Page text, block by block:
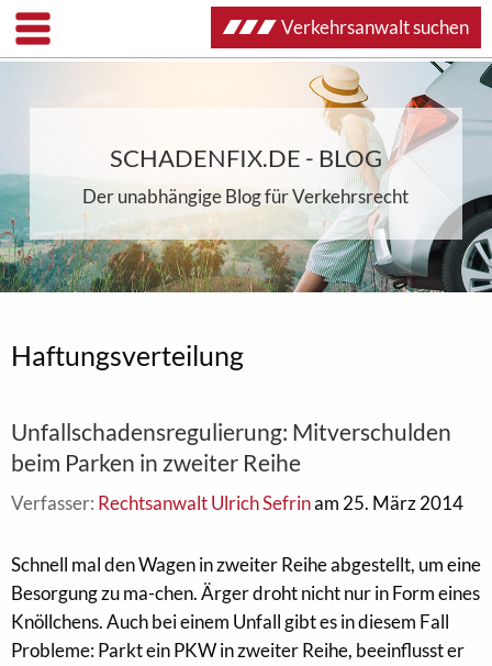
SCHADENFIX.DE - BLOG
Der unabhängige Blog für Verkehrsrecht
Haftungsverteilung
Unfallschadensregulierung: Mitverschulden
beim Parken in zweiter Reihe
Verfasser: Rechtsanwalt Ulrich Sefrinam 25. März 2014
Schnell mal den Wagen in zweiter Reihe abgestellt, um eine
Besorgung zu ma-chen. Ärger droht nicht nur in Form eines
Knöllchens. Auch bei einem Unfall gibt es in diesem Fall
Probleme: Parkt ein PKW in zweiter Reihe, beeinflusst er
Verkehrsanwalt suchen